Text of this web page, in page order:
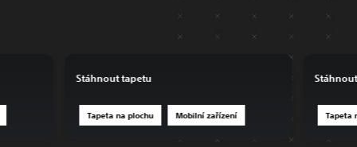
Stáhnout tapetu
Tapeta na plochu Mobilní zařízení Tapeta